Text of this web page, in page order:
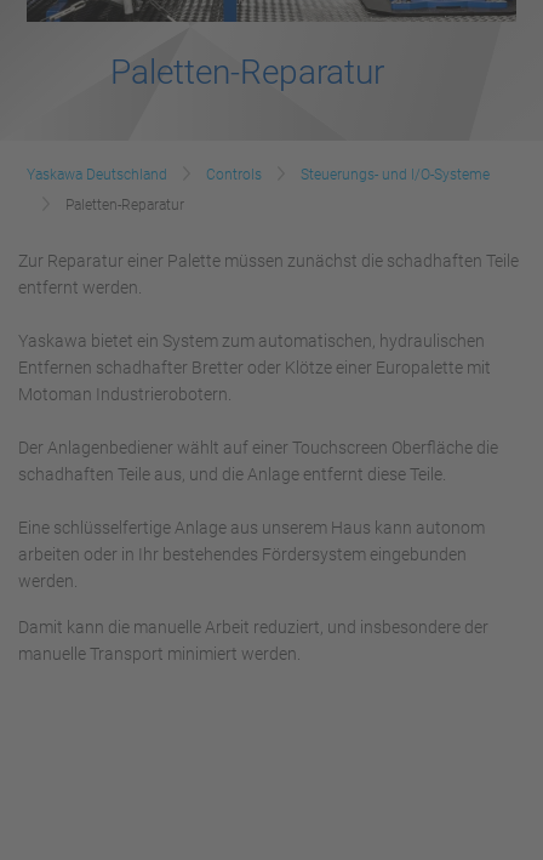
Paletten-Reparatur
Yaskawa Deutschland Controls
Steuerungs- und I/O-Systeme
Paletten-Reparatur
Zur Reparatur einer Palette müssen zunächst die schadhaften Teile
entfernt werden.
Yaskawa bietet ein System zum automatischen, hydraulischen
Entfernen schadhafter Bretter oder Klötze einer Europalette mit
Motoman Industrierobotern.
Der Anlagenbediener wählt auf einer Touchscreen Oberfläche die
schadhaften Teile aus, und die Anlage entfernt diese Teile.
Eine schlüsselfertige Anlage aus unserem Haus kann autonom
arbeiten oder in Ihr bestehendes Fördersystem eingebunden
werden.
Damit kann die manuelle Arbeit reduziert, und insbesondere der
manuelle Transport minimiert werden.